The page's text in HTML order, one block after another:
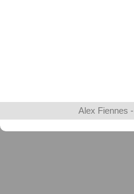
Alex Fiennes -